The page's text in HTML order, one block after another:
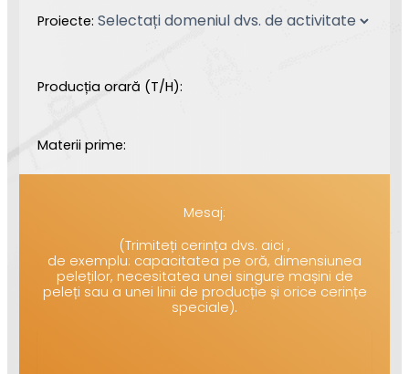
Proiecte:
Producția orară (T/H):
Materii prime:
Mesaj:
(Trimiteți cerința dvs. aici ,
de exemplu: capacitatea pe oră, dimensiunea
peleților, necesitatea unei singure mașini de
peleți sau a unei linii de producție și orice cerințe
speciale).